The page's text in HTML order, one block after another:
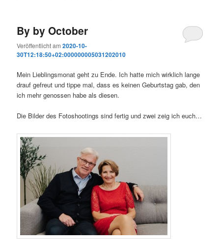
By by October
Veröffentlicht am2020-10-
30T12:18:50+02:000000005031202010
Mein Lieblingsmonat geht zu Ende. Ich hatte mich wirklich lange
drauf gefreut und tippe mal, dass es keinen Geburtstag gab, den
ich mehr genossen habe als diesen.
Die Bilder des Fotoshootings sind fertig und zwei zeig ich euch…